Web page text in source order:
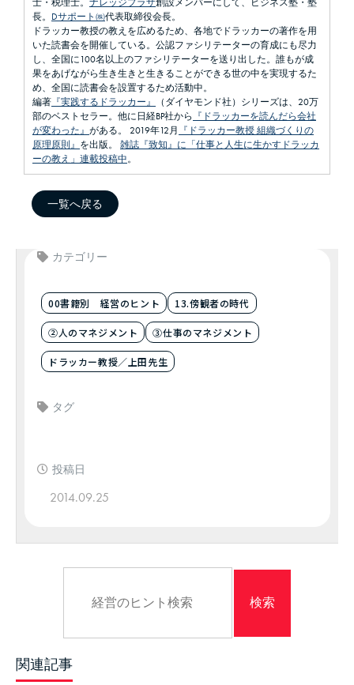
長。 Dサポート㈱代表取締役会長。
ドラッカー教授の教えを広めるため、各地でドラッカーの著作を用
いた読書会を開催している。公認ファシリテーターの育成にも尽力
し、全国に100名以上のファシリテーターを送り出した。誰もが成
果をあげながら生き生きと生きることができる世の中を実現するた
め、全国に読書会を設置するため活動中。
編著 『実践するドラッカー』
（ダイヤモンド社）シリーズは、20万
部のベストセラー。他に日経BP社から 『ドラッカーを読んだら会社
が変わった』 がある。 2019年12月 『ドラッカー教授 組織づくりの
原理原則』 を出版。 雑誌『致知』に「仕事と人生に生かすドラッカ
ーの教え」連載投稿中。
一覧へ戻る
カテゴリー
00書籍別 経営のヒント 13.傍観者の時代
②人のマネジメント ③仕事のマネジメント
ドラッカー教授／上田先生
タグ
投稿日
2014.09.25
関連記事